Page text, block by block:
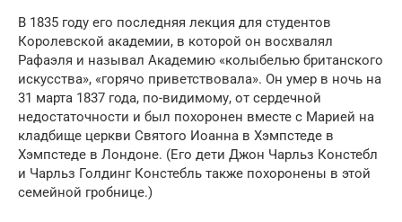
В 1835 году его последняя лекция для студентов
Королевской академии, в которой он восхвалял
Рафаэля и называл Академию «колыбелью британского
искусства», «горячо приветствовала». Он умер в ночь на
31 марта 1837 года, по-видимому, от сердечной
недостаточности и был похоронен вместе с Марией на
кладбище церкви Святого Иоанна в Хэмпстеде в
Хэмпстеде в Лондоне. (Его дети Джон Чарльз Констебл
и Чарльз Голдинг Констебль также похоронены в этой
семейной гробнице.)